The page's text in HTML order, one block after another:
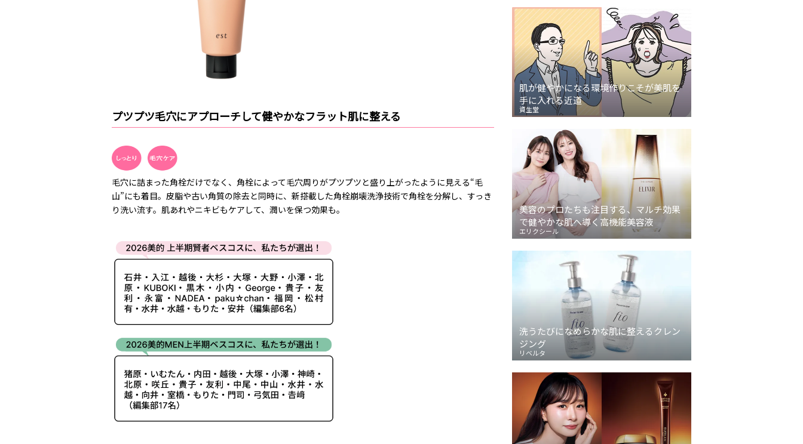
プツプツ毛穴にアプローチして健やかなフラット肌に整える
毛穴に詰まった角栓だけでなく、角栓によって毛穴周りがプツプツと盛り上がったように見える“毛
山”にも着目。皮脂や古い角質の除去と同時に、新搭載した角栓崩壊洗浄技術で角栓を分解し、すっき
り洗い流す。肌あれやニキビもケアして、潤いを保つ効果も。
肌が健やかになる環境作りこそが美肌を
手に入れる近道
資生堂
美容のプロたちも注目する、マルチ効果
で健やかな肌へ導く高機能美容液
エリクシール
洗うたびになめらかな肌に整えるクレン
ジング
リベルタ